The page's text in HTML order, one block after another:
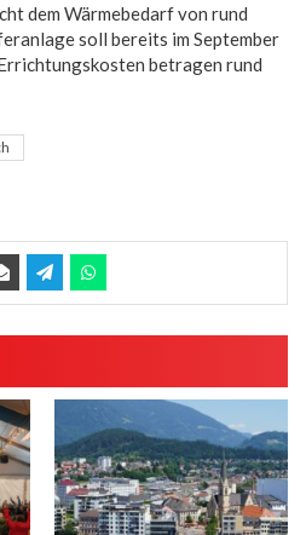
dem Wärmebedarf von rund
soll bereits im September
betragen rund